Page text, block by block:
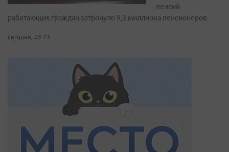
пенсий
работающих граждан затронуло 9,3 миллиона пенсионеров
сегодня, 03:23